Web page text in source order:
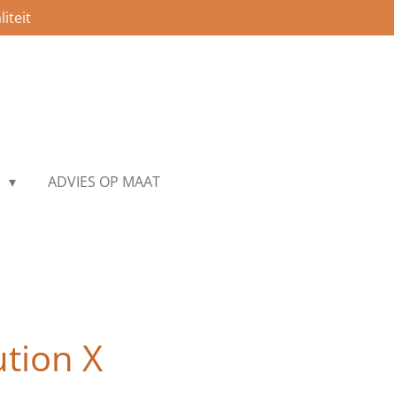
ADVIES OP MAAT
X